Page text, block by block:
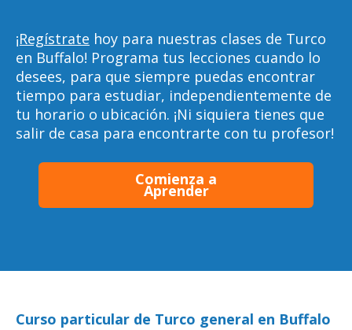
¡Regístrate hoy para nuestras clases de Turco
en Buffalo! Programa tus lecciones cuando lo
desees, para que siempre puedas encontrar
tiempo para estudiar, independientemente de
tu horario o ubicación. ¡Ni siquiera tienes que
salir de casa para encontrarte con tu profesor!
Comienza a
Aprender
Curso particular de Turco general en Buffalo